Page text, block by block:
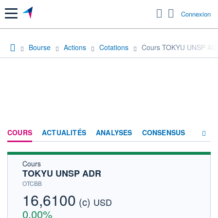
Menu Connexion
Bourse Actions Cotations Cours TOKYU UNSP
COURS ACTUALITÉS ANALYSES CONSENSUS
ACTIONNAIRES
Cours
TOKYU UNSP ADR
OTCBB
16,6100 (c) USD
0,00%